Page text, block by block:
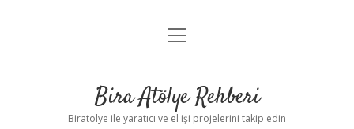
Anasayfa
Yasal Uyarı
menüyü
Bira Atölye Rehberi
Biratolye ile yaratıcı ve el işi projelerini takip edin